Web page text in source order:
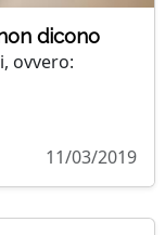
dicono
ovvero:
11/03/2019